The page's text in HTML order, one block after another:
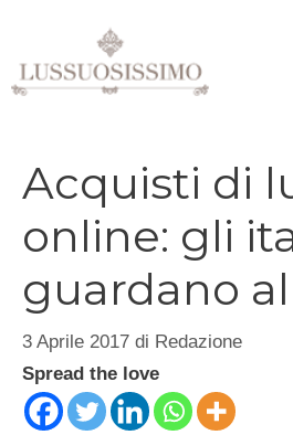
contenuto
Acquisti di
online: gli
guardano
3 Aprile 2017 di Redazione
Spread the love